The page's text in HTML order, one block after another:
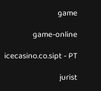
game
game-online
icecasino.co.sipt - PT
jurist